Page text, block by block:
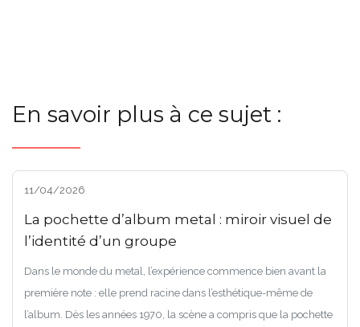
En savoir plus à ce sujet :
11/04/2026
La pochette d’album metal : miroir visuel de
l’identité d’un groupe
Dans le monde du metal, l’expérience commence bien avant la
première note : elle prend racine dans l’esthétique-même de
l’album. Dès les années 1970, la scène a compris que la pochette